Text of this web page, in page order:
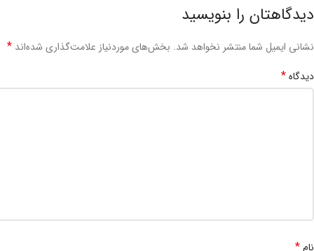
دیدگاهتان را بنویسید
نشانی ایمیل شما منتشر نخواهد شد. بخش‌های موردنیاز علامت‌گذاری شده‌اند *
دیدگاه*
نام*